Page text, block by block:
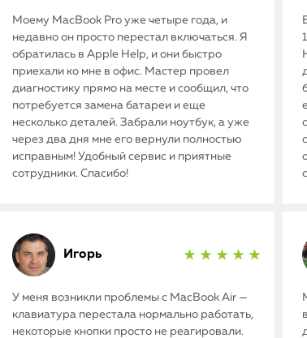
Моему MacBook Pro уже четыре года, и
недавно он просто перестал включаться. Я
обратилась в Apple Help, и они быстро
приехали ко мне в офис. Мастер провел
диагностику прямо на месте и сообщил, что
потребуется замена батареи и еще
несколько деталей. Забрали ноутбук, а уже
через два дня мне его вернули полностью
исправным! Удобный сервис и приятные
сотрудники. Спасибо!
Игорь ★ ★ ★ ★ ★
У меня возникли проблемы с MacBook Air —
клавиатура перестала нормально работать,
некоторые кнопки просто не реагировали.